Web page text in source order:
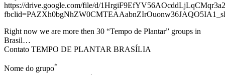
https://drive.google.com/file/d/
Right now we are more then 30 “Tempo de Plantar” groups in
Brasil…
Contato TEMPO DE PLANTAR BRASÍLIA
Nome do grupo*